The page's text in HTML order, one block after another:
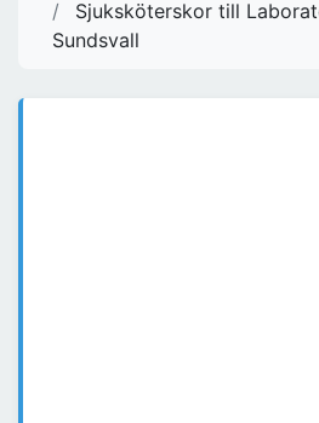
Sjuksköterskor till
Sundsvall